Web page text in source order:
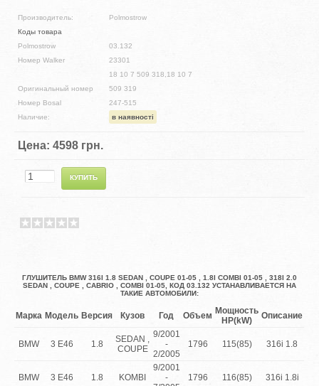
Производитель:
Polmostrow
Коды товара
Polmostrow
03.132
Номер Walker
23301
Оригинальный номер
18 10 7 509 318,18 10 7
509 319
Номер Bosal
247-515
Наличие:
в наявності
Цена:4598 грн.
ГЛУШИТЕЛЬ BMW 316I 1.8 SEDAN , COUPE 01-05 , 1.8I COMBI 01-05 , 318I 2.0
SEDAN , COUPE , CABRIO , COMBI 01-05, КОД 03.132 УСТАНАВЛИВАЕТСЯ НА
ТАКИЕ АВТОМОБИЛИ:
Марка Модель Версия Кузов Год Объем Мощность
HP(kW)
Описание
BMW 3 E46 1.8
SEDAN ,
COUPE
9/2001
-
2/2005
1796 115(85) 316i 1.8
BMW 3 E46 1.8 KOMBI
9/2001
-
1796 116(85) 316i 1.8i